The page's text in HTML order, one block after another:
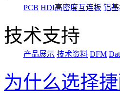
PCB HDI高密度互连板 铝
技术支持
产品展示 技术资料 DFM
为什么选择